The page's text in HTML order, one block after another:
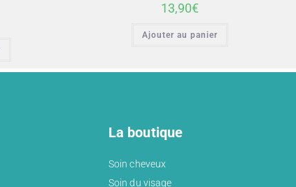
13,90€
Ajouter au panier
La boutique
Soin cheveux
Soin du visage